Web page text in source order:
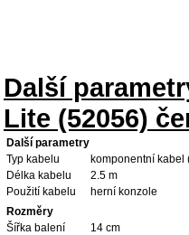
Další
Lite (52056)
Další parametry
Typ kabelu
komponentní kabel
Délka kabelu
2.5 m
Použití kabelu
herní konzole
Rozměry
Šířka balení
14 cm